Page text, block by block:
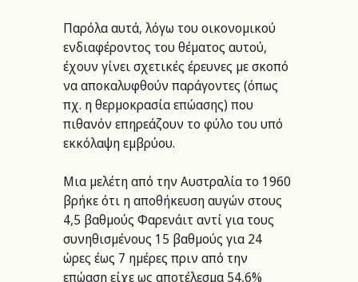
Παρόλα αυτά, λόγω του οικονομικού
ενδιαφέροντος του θέματος αυτού,
έχουν γίνει σχετικές έρευνες με σκοπό
να αποκαλυφθούν παράγοντες (όπως
πχ. η θερμοκρασία επώασης) που
πιθανόν επηρεάζουν το φύλο του υπό
εκκόλαψη εμβρύου.
Μια μελέτη από την Αυστραλία το 1960
βρήκε ότι η αποθήκευση αυγών στους
4,5 βαθμούς Φαρενάιτ αντί για τους
συνηθισμένους 15 βαθμούς για 24
ώρες έως 7 ημέρες πριν από την
επώαση είχε ως αποτέλεσμα 54,6%